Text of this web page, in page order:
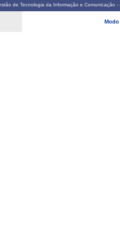
de Tecnologia da Informação e
Modo